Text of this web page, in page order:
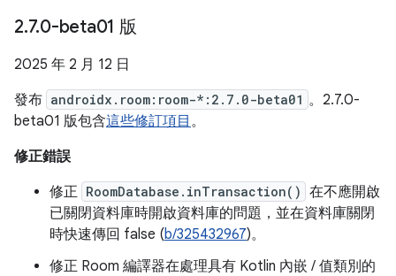
2.7.0-beta01 版
2025 年 2 月 12 日
發布 androidx.room:room-*:2.7.0-beta01 。2.7.0-
beta01 版包含這些修訂項目 。
修正錯誤
修正 RoomDatabase.inTransaction() 在不應開啟
已關閉資料庫時開啟資料庫的問題，並在資料庫關閉
時快速傳回 false (b/325432967)。
修正 Room 編譯器在處理具有 Kotlin 內嵌 / 值類別的